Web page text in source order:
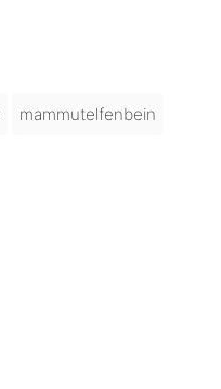
mammutelfenbein